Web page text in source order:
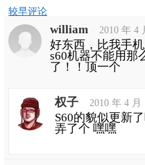
评
导
航
较早评论
william 2010 年 4
好东西，比我手
s60机器不能用那
了！！顶一个
权子 2010 年 4 月
S60的貌似更新
弄了个 嘿嘿